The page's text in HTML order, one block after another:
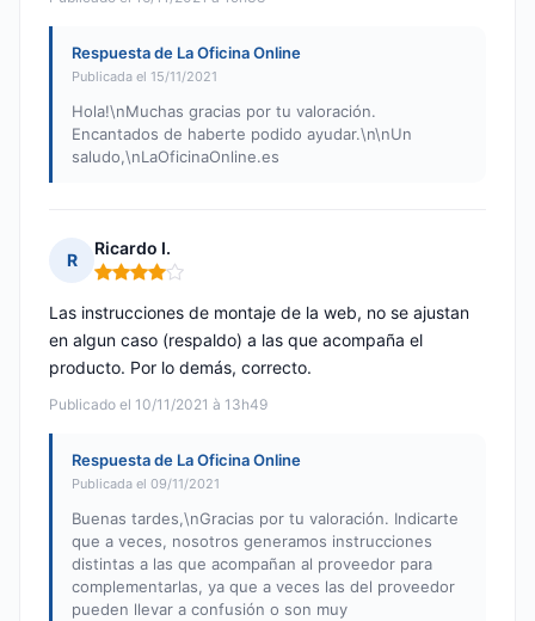
Respuesta de La Oficina Online
Publicada el 15/11/2021
Hola!\nMuchas gracias por tu valoración.
Encantados de haberte podido ayudar.\n\nUn
saludo,\nLaOficinaOnline.es
R
Ricardo I.
Nota: 4 de 5
Publicado el 10/11/2021 à 13h49
Las instrucciones de montaje de la web, no se ajustan
en algun caso (respaldo) a las que acompaña el
producto. Por lo demás, correcto.
Respuesta de La Oficina Online
Publicada el 09/11/2021
Buenas tardes,\nGracias por tu valoración. Indicarte
que a veces, nosotros generamos instrucciones
distintas a las que acompañan al proveedor para
complementarlas, ya que a veces las del proveedor
pueden llevar a confusión o son muy